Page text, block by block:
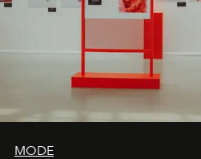
MODE